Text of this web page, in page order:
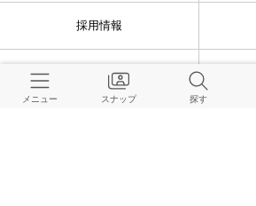
採用情報
利用規約
メニュー スナップ 探す